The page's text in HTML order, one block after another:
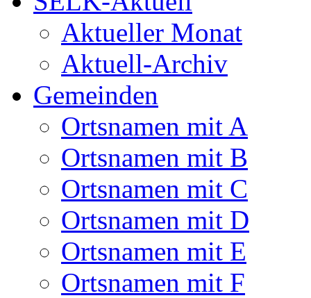
Aktueller Monat
Aktuell-Archiv
Gemeinden
Ortsnamen mit A
Ortsnamen mit B
Ortsnamen mit C
Ortsnamen mit D
Ortsnamen mit E
Ortsnamen mit F